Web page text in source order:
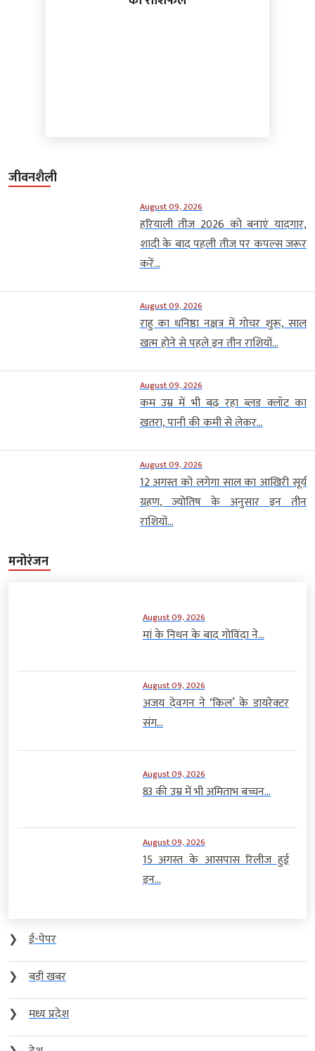
जीवनशैली
August 09, 2026
हरियाली तीज 2026 को बनाएं यादगार,
शादी के बाद पहली तीज पर कपल्स जरूर
करें...
August 09, 2026
राहु का धनिष्ठा नक्षत्र में गोचर शुरू, साल
खत्म होने से पहले इन तीन राशियों...
August 09, 2026
कम उम्र में भी बढ़ रहा ब्लड क्लॉट का
खतरा, पानी की कमी से लेकर...
August 09, 2026
12 अगस्त को लगेगा साल का आखिरी सूर्य
ग्रहण, ज्योतिष के अनुसार इन तीन
राशियों...
मनोरंजन
August 09, 2026
मां के निधन के बाद गोविंदा ने...
August 09, 2026
अजय देवगन ने ‘किल’ के डायरेक्टर
संग...
August 09, 2026
83 की उम्र में भी अमिताभ बच्चन...
August 09, 2026
15 अगस्त के आसपास रिलीज हुई
इन...
❯
ई-पेपर
❯
बड़ी खबर
❯
मध्य प्रदेश